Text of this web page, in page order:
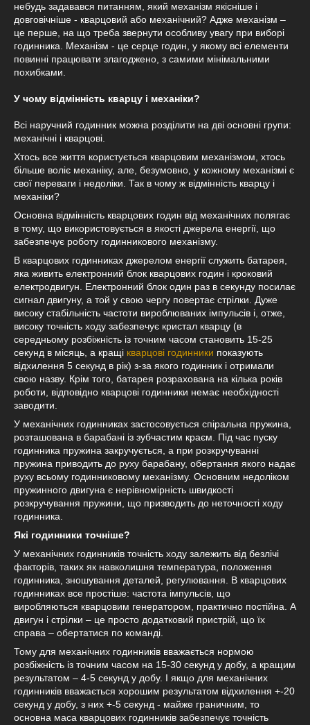
небудь задавався питанням, який механізм якісніше і
довговічніше - кварцовий або механічний? Адже механізм –
це перше, на що треба звернути особливу увагу при виборі
годинника. Механізм - це серце годин, у якому всі елементи
повинні працювати злагоджено, з самими мінімальними
похибками.
У чому відмінність кварцу і механіки?
Всі наручний годинник можна розділити на дві основні групи:
механічні і кварцові.
Хтось все життя користується кварцовим механізмом, хтось
більше воліє механіку, але, безумовно, у кожному механізмі є
свої переваги і недоліки. Так в чому ж відмінність кварцу і
механіки?
Основна відмінність кварцових годин від механічних полягає
в тому, що використовується в якості джерела енергії, що
забезпечує роботу годинникового механізму.
В кварцових годинниках джерелом енергії служить батарея,
яка живить електронний блок кварцових годин і кроковий
електродвигун. Електронний блок один раз в секунду посилає
сигнал двигуну, а той у свою чергу повертає стрілки. Дуже
високу стабільність частоти вироблюваних імпульсів і, отже,
високу точність ходу забезпечує кристал кварцу (в
середньому розбіжність із точним часом становить 15-25
секунд в місяць, а кращі кварцові годинники показують
відхилення 5 секунд в рік) з-за якого годинник і отримали
свою назву. Крім того, батарея розрахована на кілька років
роботи, відповідно кварцові годинники немає необхідності
заводити.
У механічних годинниках застосовується спіральна пружина,
розташована в барабані із зубчастим краєм. Під час пуску
годинника пружина закручується, а при розкручуванні
пружина приводить до руху барабану, обертання якого надає
руху всьому годинниковому механізму. Основним недоліком
пружинного двигуна є нерівномірність швидкості
розкручування пружини, що призводить до неточності ходу
годинника.
Які годинники точніше?
У механічних годинників точність ходу залежить від безлічі
факторів, таких як навколишня температура, положення
годинника, зношування деталей, регулювання. В кварцових
годинниках все простіше: частота імпульсів, що
виробляються кварцовим генератором, практично постійна. А
двигун і стрілки – це просто додатковий пристрій, що їх
справа – обертатися по команді.
Тому для механічних годинників вважається нормою
розбіжність із точним часом на 15-30 секунд у добу, а кращим
результатом – 4-5 секунд у добу. І якщо для механічних
годинників вважається хорошим результатом відхилення +-20
секунд у добу, з них +-5 секунд - майже граничним, то
основна маса кварцових годинників забезпечує точність